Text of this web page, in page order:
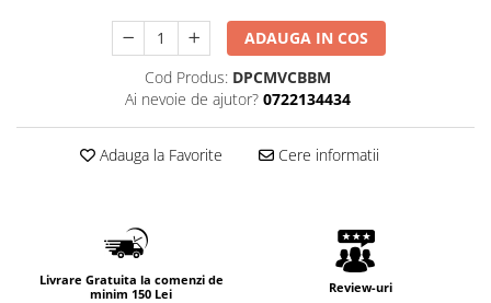
ADAUGA IN COS
Cod Produs: DPCMVCBBM
Ai nevoie de ajutor? 0722134434
Adauga la Favorite Cere informatii
Livrare Gratuita la comenzi de
minim 150 Lei
Review-uri